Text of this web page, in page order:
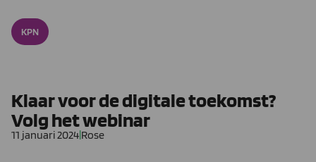
KPN
Klaar voor de digitale toekomst?
Volg het webinar
11 januari 2024|Rose